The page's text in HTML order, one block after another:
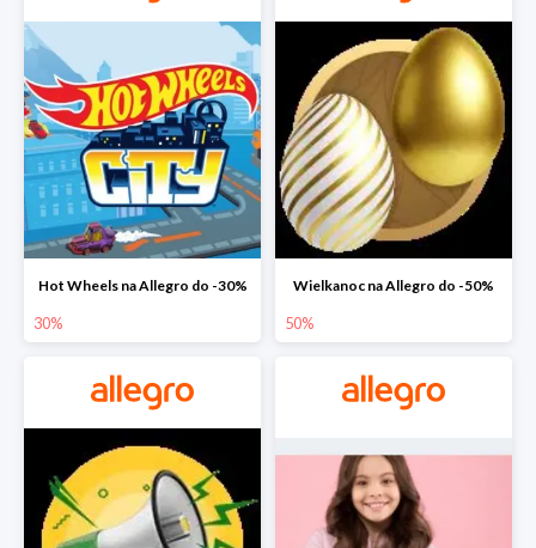
Hot Wheels na Allegro do -30%
30%
Wielkanoc na Allegro do -50%
50%